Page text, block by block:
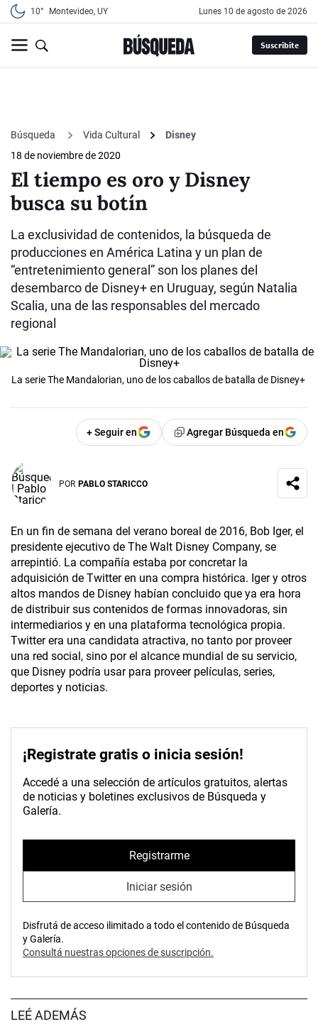
10° Montevideo, UY lunes 10 de agosto de 2026
Suscribite
Búsqueda Vida Cultural
Disney
18 de noviembre de 2020
El tiempo es oro y Disney
busca su botín
La exclusividad de contenidos, la búsqueda de
producciones en América Latina y un plan de
“entretenimiento general” son los planes del
desembarco de Disney+ en Uruguay, según Natalia
Scalia, una de las responsables del mercado
regional
La serie The Mandalorian, uno de los caballos de batalla de Disney+
+ Seguir en Agregar Búsqueda en
POR PABLO STARICCO
En un fin de semana del verano boreal de 2016, Bob Iger, el
presidente ejecutivo de The Walt Disney Company, se
arrepintió. La compañía estaba por concretar la
adquisición de Twitter en una compra histórica. Iger y otros
altos mandos de Disney habían concluido que ya era hora
de distribuir sus contenidos de formas innovadoras, sin
intermediarios y en una plataforma tecnológica propia.
Twitter era una candidata atractiva, no tanto por proveer
una red social, sino por el alcance mundial de su servicio,
que Disney podría usar para proveer películas, series,
deportes y noticias.
¡Registrate gratis o inicia sesión!
Accedé a una selección de artículos gratuitos, alertas
de noticias y boletines exclusivos de Búsqueda y
Galería.
Registrarme
Iniciar sesión
Disfrutá de acceso ilimitado a todo el contenido de Búsqueda
y Galería.
Consultá nuestras opciones de suscripción.
LEÉ ADEMÁS